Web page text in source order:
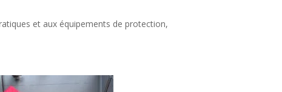
et aux équipements de protection,